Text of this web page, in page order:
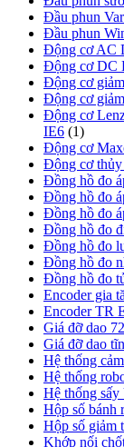
Đầu phun
Đầu phun
Động cơ AC
Động cơ DC
Động cơ
Động cơ
Động cơ
IE6 (1)
Động cơ
Động cơ
Đồng hồ đo
Đồng hồ đo
Đồng hồ đo
Đồng hồ đo
Đồng hồ đo
Đồng hồ đo
Đồng hồ đo
Encoder gia
Encoder TR
Giá đỡ dao
Giá đỡ dao
Hệ thống
Hệ thống
Hệ thống
Hộp số bánh
Hộp số giảm
Khớp nối